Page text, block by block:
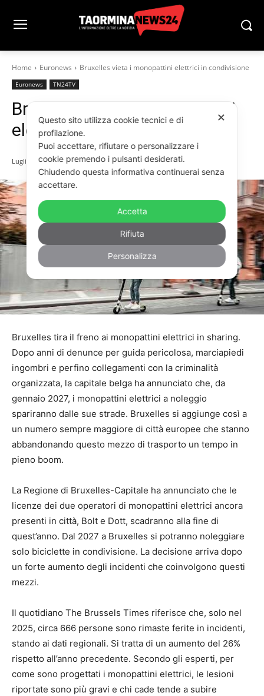
Home Euronews Bruxelles vieta i monopattini elettrici in condivisione
Euronews TN24TV
Bruxelles vieta i monopattini
elettrici in condivisione
Luglio 3, 2026
Bruxelles tira il freno ai monopattini elettrici in sharing.
Dopo anni di denunce per guida pericolosa, marciapiedi
ingombri e perfino collegamenti con la criminalità
organizzata, la capitale belga ha annunciato che, da
gennaio 2027, i monopattini elettrici a noleggio
spariranno dalle sue strade. Bruxelles si aggiunge così a
un numero sempre maggiore di città europee che stanno
abbandonando questo mezzo di trasporto un tempo in
pieno boom.
La Regione di Bruxelles-Capitale ha annunciato che le
licenze dei due operatori di monopattini elettrici ancora
presenti in città, Bolt e Dott, scadranno alla fine di
quest’anno. Dal 2027 a Bruxelles si potranno noleggiare
solo biciclette in condivisione. La decisione arriva dopo
un forte aumento degli incidenti che coinvolgono questi
mezzi.
Il quotidiano The Brussels Times riferisce che, solo nel
2025, circa 666 persone sono rimaste ferite in incidenti,
stando ai dati regionali. Si tratta di un aumento del 26%
rispetto all’anno precedente. Secondo gli esperti, per
come sono progettati i monopattini elettrici, le lesioni
riportate sono più gravi e chi cade tende a subire
✕
Questo sito utilizza cookie tecnici e di
profilazione.
Puoi accettare, rifiutare o personalizzare i
cookie premendo i pulsanti desiderati.
Chiudendo questa informativa continuerai senza
accettare.
Accetta
Rifiuta
Personalizza